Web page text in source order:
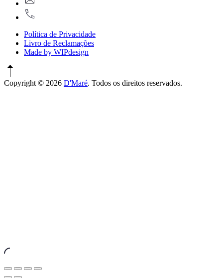
Política de Privacidade
Livro de Reclamações
Made by WIPdesign
Copyright © 2026 D'Maré. Todos os direitos reservados.
CloseShareToggleZoom